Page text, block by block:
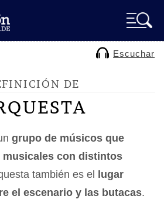
Escuchar
DE
grupo de músicos que
musicales con distintos
también es el
lugar
el escenario y las butacas.